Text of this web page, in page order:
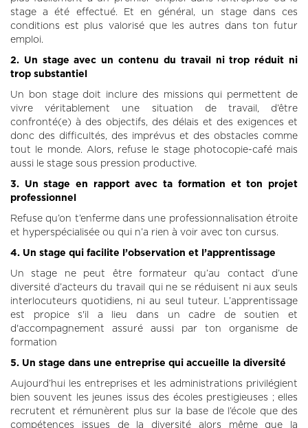
stage a été effectué. Et en général, un stage dans ces
conditions est plus valorisé que les autres dans ton futur
emploi.
2. Un stage avec un contenu du travail ni trop réduit ni
trop substantiel
Un bon stage doit inclure des missions qui permettent de
vivre véritablement une situation de travail, d’être
confronté(e) à des objectifs, des délais et des exigences et
donc des difficultés, des imprévus et des obstacles comme
tout le monde. Alors, refuse le stage photocopie-café mais
aussi le stage sous pression productive.
3. Un stage en rapport avec ta formation et ton projet
professionnel
Refuse qu’on t’enferme dans une professionnalisation étroite
et hyperspécialisée ou qui n’a rien à voir avec ton cursus.
4. Un stage qui facilite l’observation et l’apprentissage
Un stage ne peut être formateur qu’au contact d’une
diversité d’acteurs du travail qui ne se réduisent ni aux seuls
interlocuteurs quotidiens, ni au seul tuteur. L’apprentissage
est propice s'il a lieu dans un cadre de soutien et
d'accompagnement assuré aussi par ton organisme de
formation
5. Un stage dans une entreprise qui accueille la diversité
Aujourd’hui les entreprises et les administrations privilégient
bien souvent les jeunes issus des écoles prestigieuses ; elles
recrutent et rémunèrent plus sur la base de l’école que des
compétences issues de la diversité alors même que la